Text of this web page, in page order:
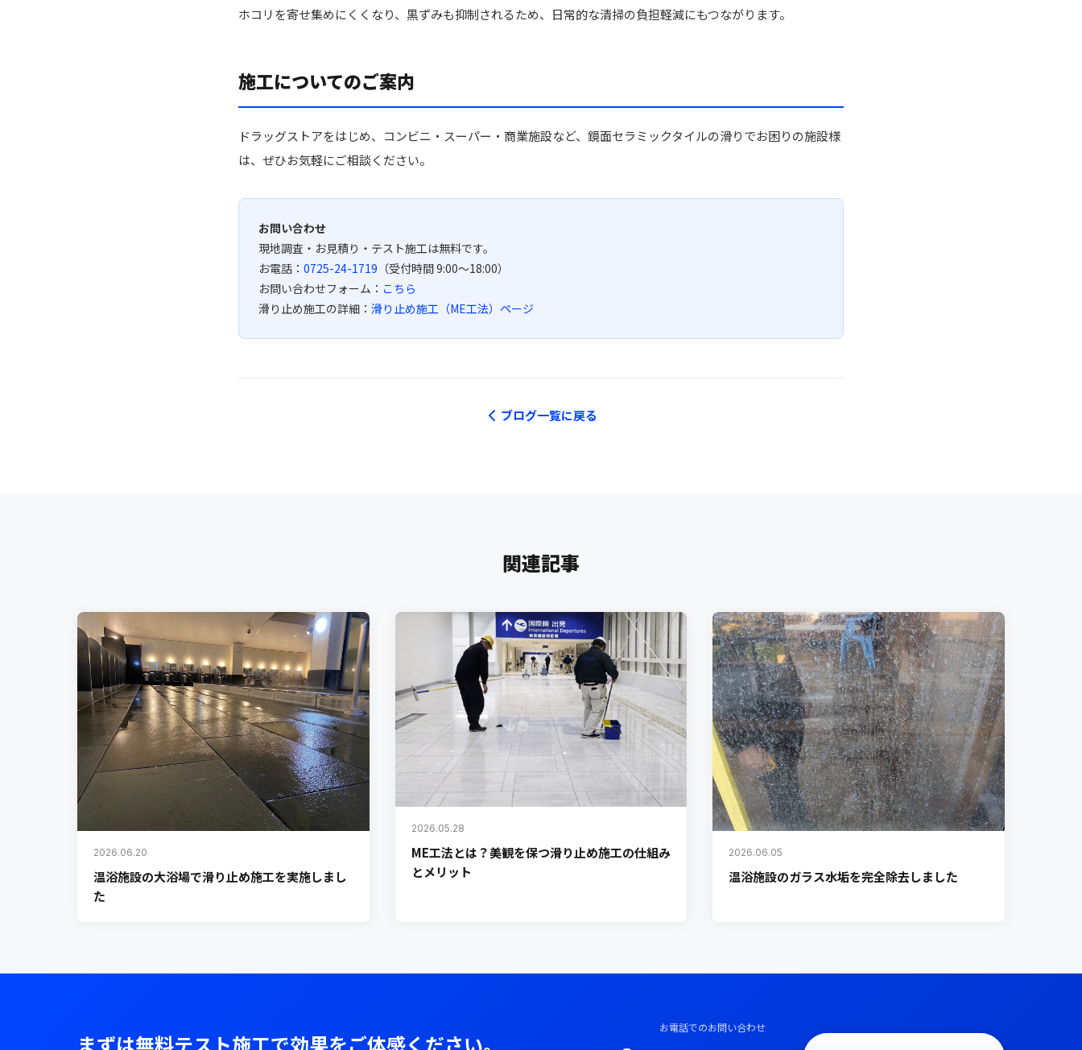
ホコリを寄せ集めにくくなり、黒ずみも抑制されるため、日常的な清掃の負担軽減にもつながります。
施工についてのご案内
ドラッグストアをはじめ、コンビニ・スーパー・商業施設など、鏡面セラミックタイルの滑りでお困りの施設様
は、ぜひお気軽にご相談ください。
お問い合わせ
現地調査・お見積り・テスト施工は無料です。
お電話： 0725-24-1719 （受付時間 9:00〜18:00）
お問い合わせフォーム： こちら
滑り止め施工の詳細： 滑り止め施工（ME工法）ページ
ブログ一覧に戻る
関連記事
2026.06.20
温浴施設の大浴場で滑り止め施工を実施しまし
た
2026.05.28
ME工法とは？美観を保つ滑り止め施工の仕組み
とメリット
2026.06.05
温浴施設のガラス水垢を完全除去しました
まずは無料テスト施工で効果をご体感ください。
お電話でのお問い合わせ